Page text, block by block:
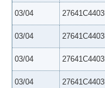
03/04
03/04
03/04
03/04